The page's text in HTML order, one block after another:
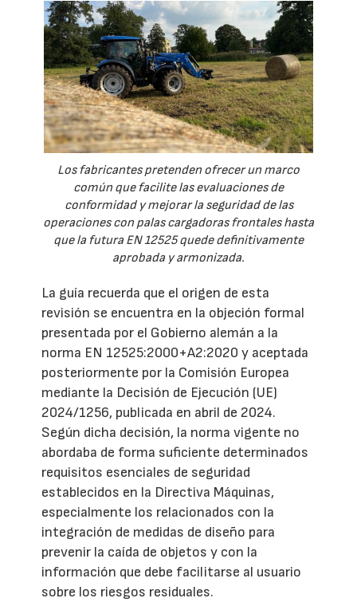
Los fabricantes pretenden ofrecer un marco
común que facilite las evaluaciones de
conformidad y mejorar la seguridad de las
operaciones con palas cargadoras frontales hasta
que la futura EN 12525 quede definitivamente
aprobada y armonizada.
La guía recuerda que el origen de esta
revisión se encuentra en la objeción formal
presentada por el Gobierno alemán a la
norma EN 12525:2000+A2:2020 y aceptada
posteriormente por la Comisión Europea
mediante la Decisión de Ejecución (UE)
2024/1256, publicada en abril de 2024.
Según dicha decisión, la norma vigente no
abordaba de forma suficiente determinados
requisitos esenciales de seguridad
establecidos en la Directiva Máquinas,
especialmente los relacionados con la
integración de medidas de diseño para
prevenir la caída de objetos y con la
información que debe facilitarse al usuario
sobre los riesgos residuales.